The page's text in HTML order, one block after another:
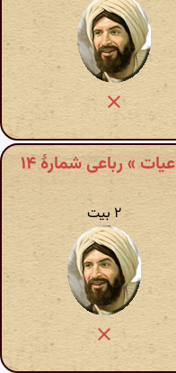
» رباعی شمارهٔ ۱۴
۲ بیت